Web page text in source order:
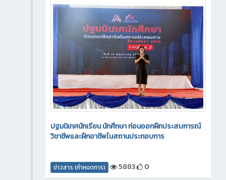
ปฐมนิเทศนักเรียน นักศึกษา ก่อนออกฝึกประสบการณ์
วิชาชีพและฝึกอาชีพในสถานประกอบการ
ข่าวสาร (กำหนดการ) 5883 0